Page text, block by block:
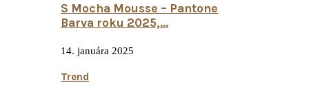
S Mocha Mousse – Pantone
Barva roku 2025,...
14. januára 2025
Trend